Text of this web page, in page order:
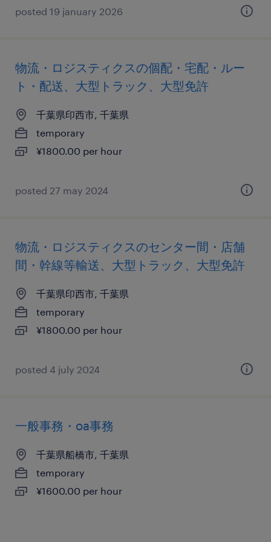
posted 19 january 2026
物流・ロジスティクスの個配・宅配・ルー
ト・配送、大型トラック、大型免許
千葉県印西市, 千葉県
temporary
¥1800.00 per hour
posted 27 may 2024
物流・ロジスティクスのセンター間・店舗
間・幹線等輸送、大型トラック、大型免許
千葉県印西市, 千葉県
temporary
¥1800.00 per hour
posted 4 july 2024
一般事務・oa事務
千葉県船橋市, 千葉県
temporary
¥1600.00 per hour